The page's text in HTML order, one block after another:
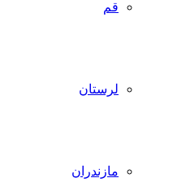
قم
لرستان
مازندران